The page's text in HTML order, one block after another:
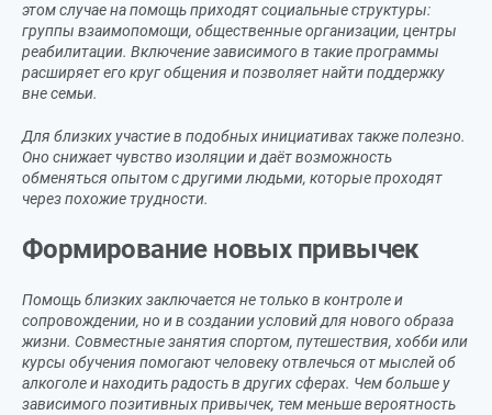
этом случае на помощь приходят социальные структуры:
группы взаимопомощи, общественные организации, центры
реабилитации. Включение зависимого в такие программы
расширяет его круг общения и позволяет найти поддержку
вне семьи.
Для близких участие в подобных инициативах также полезно.
Оно снижает чувство изоляции и даёт возможность
обменяться опытом с другими людьми, которые проходят
через похожие трудности.
Формирование новых привычек
Помощь близких заключается не только в контроле и
сопровождении, но и в создании условий для нового образа
жизни. Совместные занятия спортом, путешествия, хобби или
курсы обучения помогают человеку отвлечься от мыслей об
алкоголе и находить радость в других сферах. Чем больше у
зависимого позитивных привычек, тем меньше вероятность